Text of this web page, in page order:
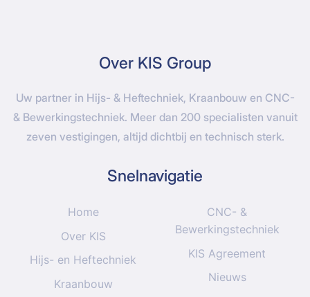
Over KIS Group
Uw partner in Hijs- & Heftechniek, Kraanbouw en CNC-
& Bewerkingstechniek. Meer dan 200 specialisten vanuit
zeven vestigingen, altijd dichtbij en technisch sterk.
Snelnavigatie
Home
Over KIS
Hijs- en Heftechniek
Kraanbouw
CNC- &
Bewerkingstechniek
KIS Agreement
Nieuws